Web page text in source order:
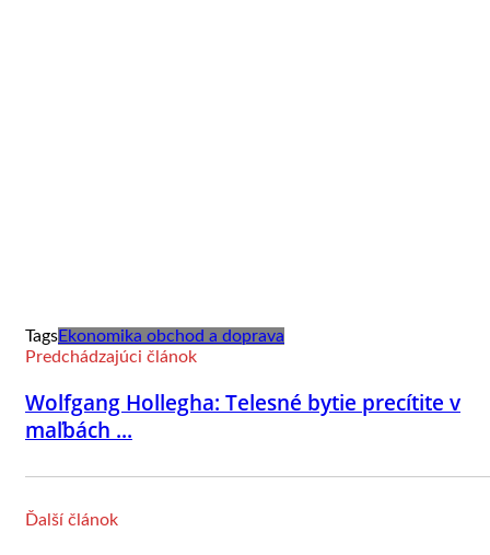
TagsEkonomika obchod a doprava
Predchádzajúci článok
Wolfgang Hollegha: Telesné bytie precítite v
maľbách ...
Ďalší článok